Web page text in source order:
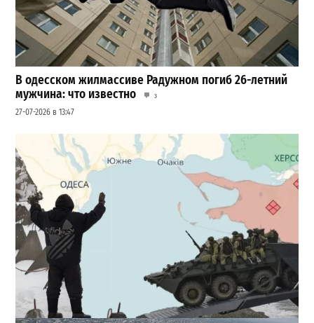
В одесском жилмассиве Радужном погиб 26-летний
мужчина: что известно
3
27-07-2026 в 13:47